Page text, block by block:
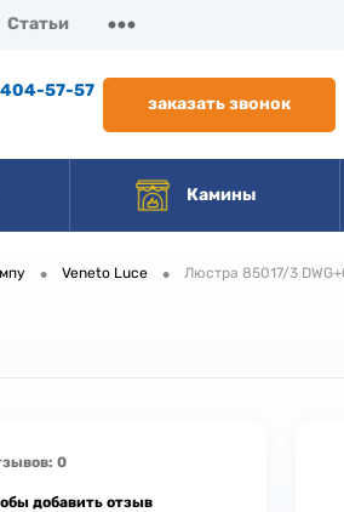
Статьи
57-57
заказать звонок
Камины
• Veneto Luce • Люстра 85017/3
0
добавить отзыв